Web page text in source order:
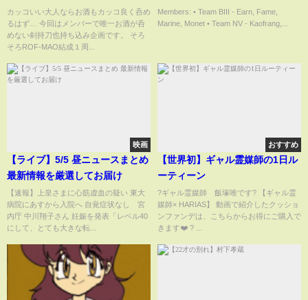
払っていく姿を観察したい！
カッコいい大人ならお酒もカッコ良く呑め
るはず… 今回はメンバーで唯一お酒が呑
めない剣持刀也持ち込み企画です。 そろ
そろROF-MAO結成１周...
Color Coded Lyrics
THA/ENG/IDN
Members: • Team BIII - Earn, Fame,
Marine, Monet • Team NV - Kaofrang,...
映画
【ライブ】5/5 昼ニュースまとめ
最新情報を厳選してお届け
【速報】上皇さまに心筋虚血の疑い 東大
病院にあすから入院へ 自覚症状なし 宮
内庁 中川翔子さん 妊娠を発表「レベル40
にして、とても大きな転...
おすすめ
【世界初】ギャル霊媒師の1日ル
ーティーン
?ギャル霊媒師 飯塚唯です? 【ギャル霊
媒師× HARIAS】 動画で紹介したクッショ
ンファンデは、こちらからお得にご購入で
きます❤️ ? ...